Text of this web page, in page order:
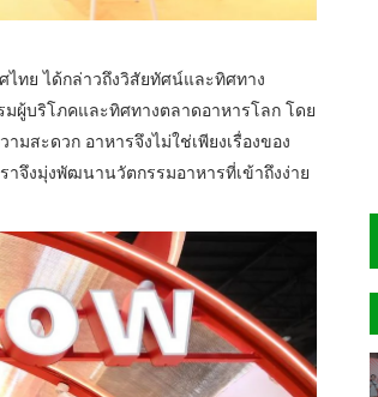
ไทย ได้กล่าวถึงวิสัยทัศน์และทิศทาง
ผู้บริโภคและทิศทางตลาดอาหารโลก โดย
สะดวก อาหารจึงไม่ใช่เพียงเรื่องของ
จึงมุ่งพัฒนานวัตกรรมอาหารที่เข้าถึงง่าย